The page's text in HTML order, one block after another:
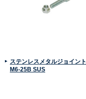
ステンレスメタルジョイント
M6-25B SUS